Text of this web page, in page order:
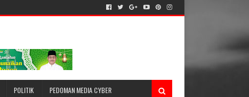
POLITIK PEDOMAN MEDIA CYBER